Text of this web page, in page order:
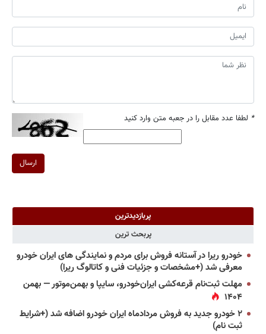
* لطفا عدد مقابل را در جعبه متن وارد کنید
ارسال
پربازدیدترین
پربحث ترین
خودرو ریرا در آستانه فروش برای مردم و نمایندگی های ایران خودرو
معرفی شد (+مشخصات و جزئیات فنی و کاتالوگ ریرا)
مهلت ثبت‌نام قرعه‌کشی ایران‌خودرو، سایپا و بهمن‌موتور — بهمن
۱۴۰۴
۲ خودرو جدید به فروش مردادماه ایران خودرو اضافه شد (+شرایط
ثبت نام)